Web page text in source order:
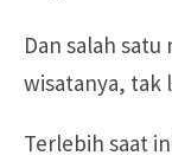
Dan salah
wisatanya, tak
Terlebih saat